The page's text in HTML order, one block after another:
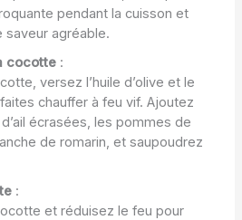
pendant la cuisson et
saveur agréable.
cocotte:
versez l’huile d’olive et le
chauffer à feu vif. Ajoutez
écrasées, les pommes de
de romarin, et saupoudrez
:
et réduisez le feu pour